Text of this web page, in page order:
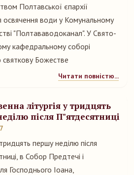
Полтавської єпархії
освячення води у Комунальному
"Полтававодоканал". У Свято-
кафедральному соборі
Божестве
Читати повністю...
літургія у тридцять
після П"ятдесятниці
першу неділю після
в Собор Предтечі і
Господнього Іоана,